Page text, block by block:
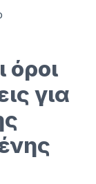
όροι
για